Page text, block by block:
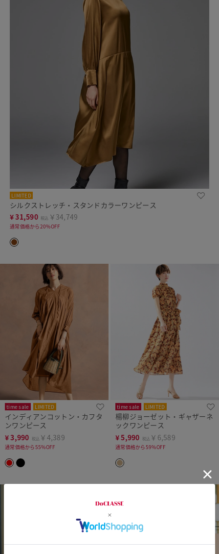
LIMITED
シルクストレッチ・スタンドカラーワンピース
¥31,590 税込 ￥34,749
通常価格から20%OFF
time sale LIMITED
インディアンコットン・カフタ
ンワンピース
¥3,990 税込 ￥4,389
通常価格から55%OFF
time sale LIMITED
楊柳ジョーゼット・ギャザーネ
ックワンピース
¥5,990 税込 ￥6,589
通常価格から59%OFF